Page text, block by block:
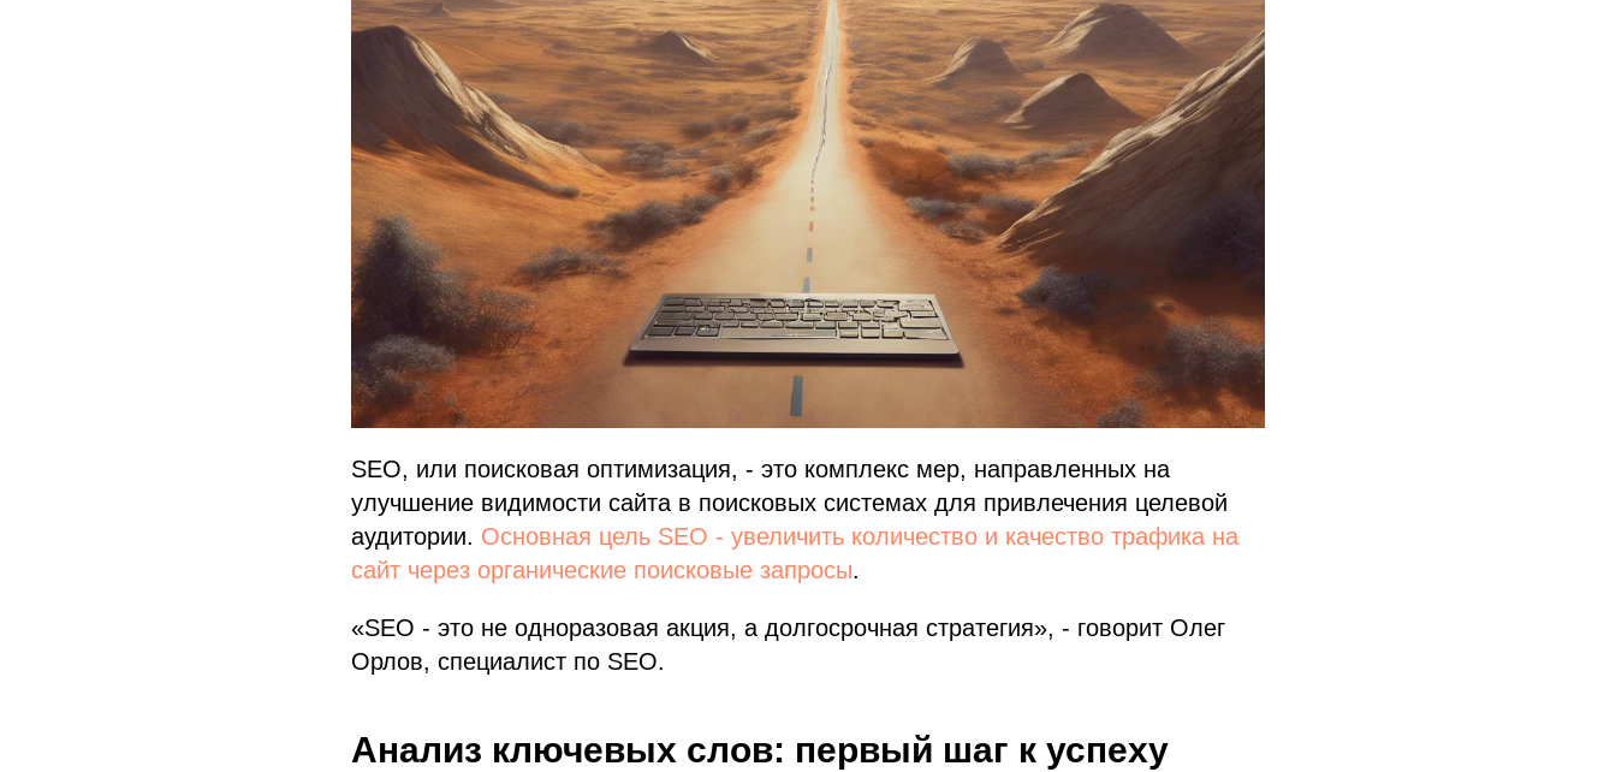
SEO, или поисковая оптимизация, - это комплекс мер, направленных на
улучшение видимости сайта в поисковых системах для привлечения целевой
аудитории. Основная цель SEO - увеличить количество и качество трафика на
сайт через органические поисковые запросы.
«SEO - это не одноразовая акция, а долгосрочная стратегия», - говорит Олег
Орлов, специалист по SEO.
Анализ ключевых слов: первый шаг к успеху